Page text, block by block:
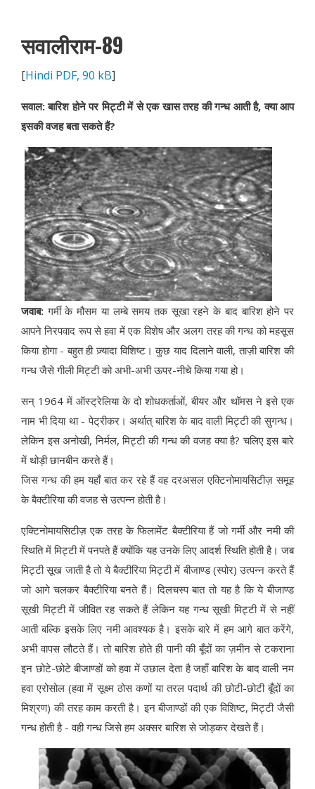
सवालीराम-89
[Hindi PDF, 90 kB]
सवाल: बारिश होने पर मिट्टी में से एक खास तरह की गन्ध आती है, क्या आप
इसकी वजह बता सकते हैं?
जवाब: गर्मी के मौसम या लम्बे समय तक सूखा रहने के बाद बारिश होने पर
आपने निरपवाद रूप से हवा में एक विशेष और अलग तरह की गन्ध को महसूस
किया होगा - बहुत ही ज़्यादा विशिष्ट। कुछ याद दिलाने वाली, ताज़ी बारिश की
गन्ध जैसे गीली मिट्टी को अभी-अभी ऊपर-नीचे किया गया हो।
सन् 1964 में ऑस्ट्रेलिया के दो शोधकर्ताओं, बीयर और थॉमस ने इसे एक
नाम भी दिया था - पेट्रीकर। अर्थात् बारिश के बाद वाली मिट्टी की सुगन्ध।
लेकिन इस अनोखी, निर्मल, मिट्टी की गन्ध की वजह क्या है? चलिए इस बारे
में थोड़ी छानबीन करते हैं।
जिस गन्ध की हम यहाँ बात कर रहे हैं वह दरअसल एक्टिनोमायसिटीज़ समूह
के बैक्टीरिया की वजह से उत्पन्न होती है।
एक्टिनोमायसिटीज़ एक तरह के फिलामेंट बैक्टीरिया हैं जो गर्मी और नमी की
स्थिति में मिट्टी में पनपते हैं क्योंकि यह उनके लिए आदर्श स्थिति होती है। जब
मिट्टी सूख जाती है तो ये बैक्टीरिया मिट्टी में बीजाण्ड (स्पोर) उत्पन्न करते हैं
जो आगे चलकर बैक्टीरिया बनते हैं। दिलचस्प बात तो यह है कि ये बीजाण्ड
सूखी मिट्टी में जीवित रह सकते हैं लेकिन यह गन्ध सूखी मिट्टी में से नहीं
आती बल्कि इसके लिए नमी आवश्यक है। इसके बारे में हम आगे बात करेंगे,
अभी वापस लौटते हैं। तो बारिश होते ही पानी की बूँदों का ज़मीन से टकराना
इन छोटे-छोटे बीजाण्डों को हवा में उछाल देता है जहाँ बारिश के बाद वाली नम
हवा एरोसोल (हवा में सूक्ष्म ठोस कणों या तरल पदार्थ की छोटी-छोटी बूँदों का
मिश्रण) की तरह काम करती है। इन बीजाण्डों की एक विशिष्ट, मिट्टी जैसी
गन्ध होती है - वही गन्ध जिसे हम अक्सर बारिश से जोड़कर देखते हैं।